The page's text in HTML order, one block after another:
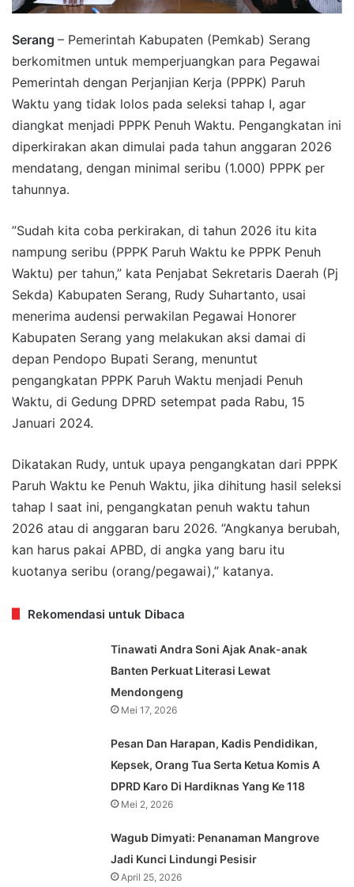
Serang – Pemerintah Kabupaten (Pemkab) Serang
berkomitmen untuk memperjuangkan para Pegawai
Pemerintah dengan Perjanjian Kerja (PPPK) Paruh
Waktu yang tidak lolos pada seleksi tahap I, agar
diangkat menjadi PPPK Penuh Waktu. Pengangkatan ini
diperkirakan akan dimulai pada tahun anggaran 2026
mendatang, dengan minimal seribu (1.000) PPPK per
tahunnya.
”Sudah kita coba perkirakan, di tahun 2026 itu kita
nampung seribu (PPPK Paruh Waktu ke PPPK Penuh
Waktu) per tahun,” kata Penjabat Sekretaris Daerah (Pj
Sekda) Kabupaten Serang, Rudy Suhartanto, usai
menerima audensi perwakilan Pegawai Honorer
Kabupaten Serang yang melakukan aksi damai di
depan Pendopo Bupati Serang, menuntut
pengangkatan PPPK Paruh Waktu menjadi Penuh
Waktu, di Gedung DPRD setempat pada Rabu, 15
Januari 2024.
Dikatakan Rudy, untuk upaya pengangkatan dari PPPK
Paruh Waktu ke Penuh Waktu, jika dihitung hasil seleksi
tahap I saat ini, pengangkatan penuh waktu tahun
2026 atau di anggaran baru 2026. ”Angkanya berubah,
kan harus pakai APBD, di angka yang baru itu
kuotanya seribu (orang/pegawai),” katanya.
Rekomendasi untuk Dibaca
Tinawati Andra Soni Ajak Anak-anak
Banten Perkuat Literasi Lewat
Mendongeng
Mei 17, 2026
Pesan Dan Harapan, Kadis Pendidikan,
Kepsek, Orang Tua Serta Ketua Komis A
DPRD Karo Di Hardiknas Yang Ke 118
Mei 2, 2026
Wagub Dimyati: Penanaman Mangrove
Jadi Kunci Lindungi Pesisir
April 25, 2026